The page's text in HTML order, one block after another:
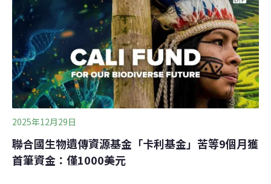
舉辦的公民科學活動，民眾可個人或組隊參加，用專屬
APP邊走邊留下紀錄，也可返家後再上傳。若不確定植物
種類，也能拍照尋求協助鑑定。尋寶的對象限定是野生與
歸化的開花植物，不包括庭院裡的人工植栽、蕨類、苔蘚
等。這項活動於新年期間舉辦四天，每次以三小時為限。
每年的活動時間略有不同，今年在1月1日到4日舉辦，參
與者有老練的植物學者，也有眼光敏銳的小小尋寶者。主
辦單位強調，即便一無所獲，
2025年12月29日
聯合國生物遺傳資源基金「卡利基金」苦等9個月獲
首筆資金：僅1000美元